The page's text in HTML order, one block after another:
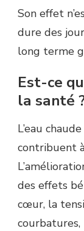
Son effet
dure des
long terme
Est-ce
la santé
L’eau
contribuent
des effets
cœur, la
courbatures,